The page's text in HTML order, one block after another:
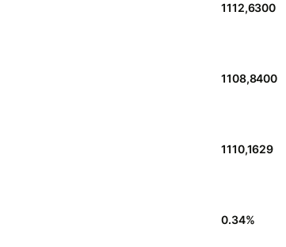
1112,6300
1108,8400
1110,1629
0.34%